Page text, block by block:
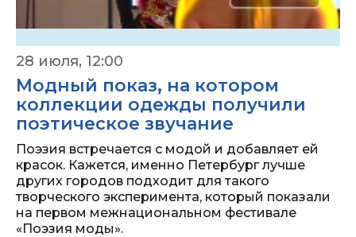
28 июля, 12:00
Модный показ, на котором
коллекции одежды получили
поэтическое звучание
Поэзия встречается с модой и добавляет ей
красок. Кажется, именно Петербург лучше
других городов подходит для такого
творческого эксперимента, который показали
на первом межнациональном фестивале
«Поэзия моды».